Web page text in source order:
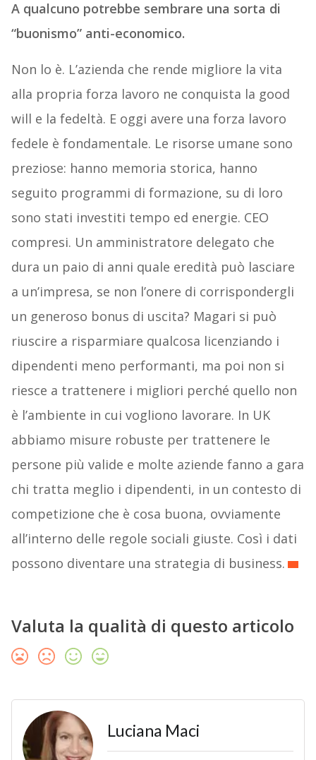
A qualcuno potrebbe sembrare una sorta di
“buonismo” anti-economico.
Non lo è. L’azienda che rende migliore la vita
alla propria forza lavoro ne conquista la good
will e la fedeltà. E oggi avere una forza lavoro
fedele è fondamentale. Le risorse umane sono
preziose: hanno memoria storica, hanno
seguito programmi di formazione, su di loro
sono stati investiti tempo ed energie. CEO
compresi. Un amministratore delegato che
dura un paio di anni quale eredità può lasciare
a un’impresa, se non l’onere di corrispondergli
un generoso bonus di uscita? Magari si può
riuscire a risparmiare qualcosa licenziando i
dipendenti meno performanti, ma poi non si
riesce a trattenere i migliori perché quello non
è l’ambiente in cui vogliono lavorare. In UK
abbiamo misure robuste per trattenere le
persone più valide e molte aziende fanno a gara
chi tratta meglio i dipendenti, in un contesto di
competizione che è cosa buona, ovviamente
all’interno delle regole sociali giuste. Così i dati
possono diventare una strategia di business.
Valuta la qualità di questo articolo
Luciana Maci